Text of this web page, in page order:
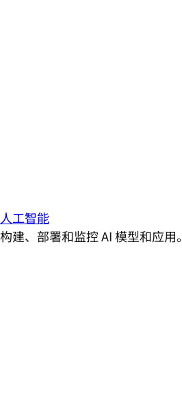
人工智能
构建、部署和监控 AI 模型和应用。